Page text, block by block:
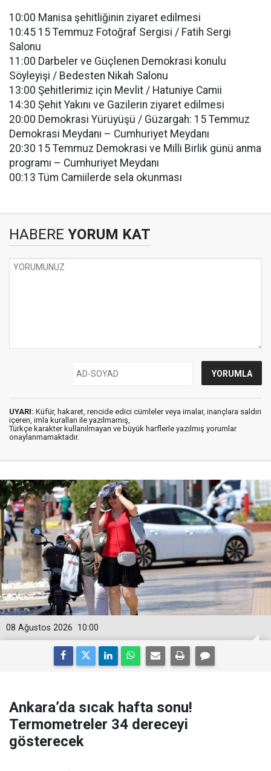
10:00 Manisa şehitliğinin ziyaret edilmesi
10:45 15 Temmuz Fotoğraf Sergisi / Fatih Sergi
Salonu
11:00 Darbeler ve Güçlenen Demokrasi konulu
Söyleyişi / Bedesten Nikah Salonu
13:00 Şehitlerimiz için Mevlit / Hatuniye Camii
14:30 Şehit Yakını ve Gazilerin ziyaret edilmesi
20:00 Demokrasi Yürüyüşü / Güzargah: 15 Temmuz
Demokrasi Meydanı – Cumhuriyet Meydanı
20:30 15 Temmuz Demokrasi ve Milli Birlik günü anma
programı – Cumhuriyet Meydanı
00:13 Tüm Camiilerde sela okunması
HABERE YORUM KAT
UYARI: Küfür, hakaret, rencide edici cümleler veya imalar, inançlara saldırı
içeren, imla kuralları ile yazılmamış,
Türkçe karakter kullanılmayan ve büyük harflerle yazılmış yorumlar
onaylanmamaktadır.
10:00
08 Ağustos 2026
Ankara’da sıcak hafta sonu!
Termometreler 34 dereceyi
gösterecek